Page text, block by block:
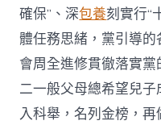
確保”、深包養刻實行“
體任務思緒，黨引導
會周全進修貫徹落實
二一般父母總希望兒
入科舉，名列金榜，